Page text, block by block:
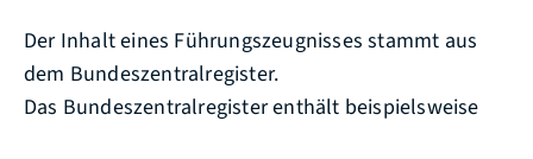
Der Inhalt eines Führungszeugnisses stammt aus
dem Bundeszentralregister.
Das Bundeszentralregister enthält beispielsweise